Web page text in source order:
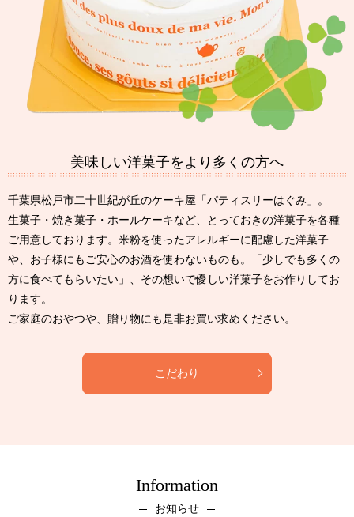
美味しい洋菓子を より多くの方へ
千葉県松戸市二十世紀が丘のケーキ屋「パティスリーはぐみ」。
生菓子・焼き菓子・ホールケーキなど、とっておきの洋菓子を各種
ご用意しております。米粉を使ったアレルギーに配慮した洋菓子
や、お子様にもご安心のお酒を使わないものも。「少しでも多くの
方に食べてもらいたい」、その想いで優しい洋菓子をお作りしてお
ります。
ご家庭のおやつや、贈り物にも是非お買い求めください。
こだわり
Information
お知らせ